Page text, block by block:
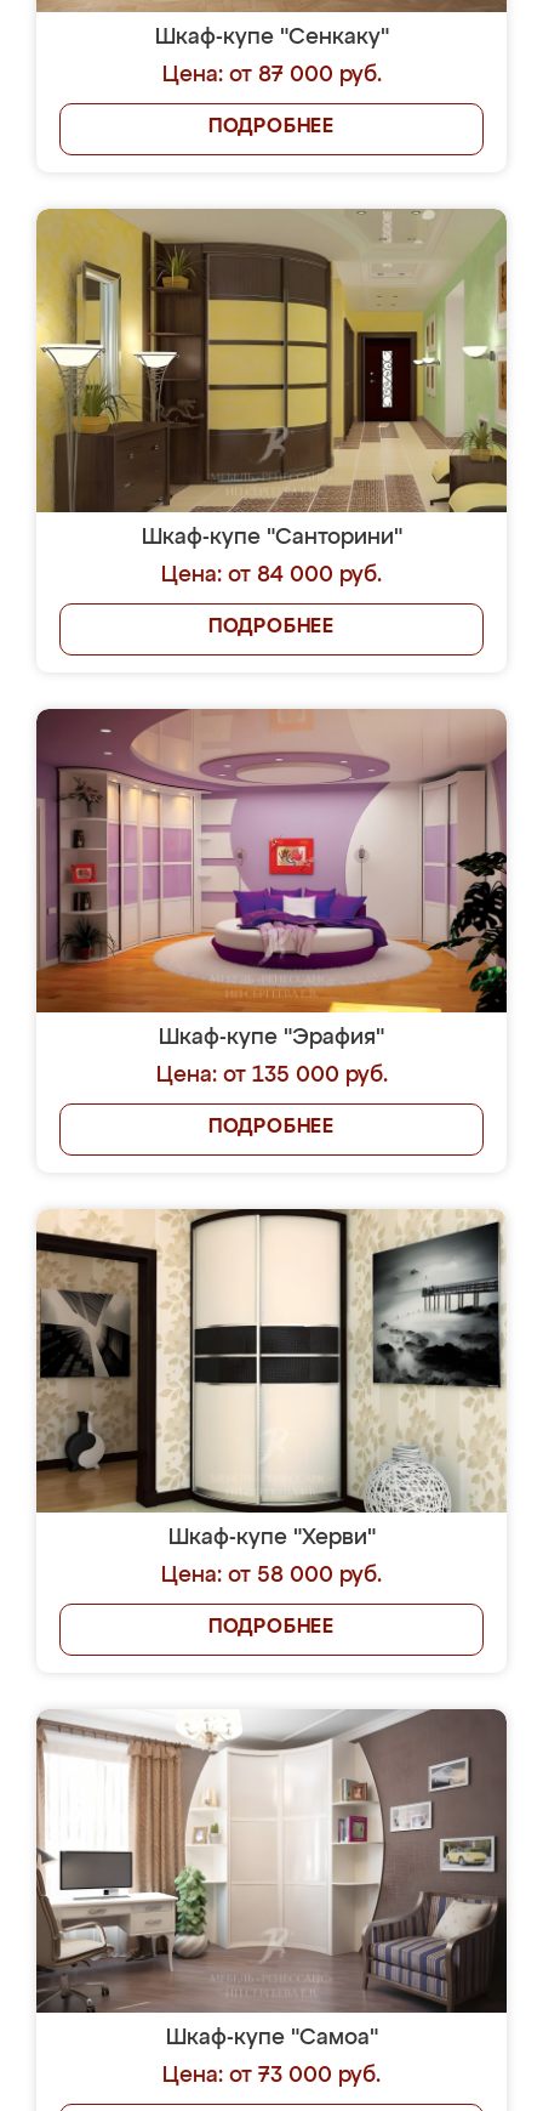
Шкаф-купе "Сенкаку"
Цена: от 87 000 руб.
ПОДРОБНЕЕ
Шкаф-купе "Санторини"
Цена: от 84 000 руб.
ПОДРОБНЕЕ
Шкаф-купе "Эрафия"
Цена: от 135 000 руб.
ПОДРОБНЕЕ
Шкаф-купе "Херви"
Цена: от 58 000 руб.
ПОДРОБНЕЕ
Шкаф-купе "Самоа"
Цена: от 73 000 руб.